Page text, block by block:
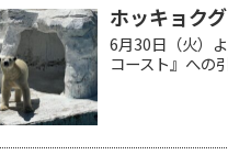
ホッキョク
6月30日（火）
コースト』への